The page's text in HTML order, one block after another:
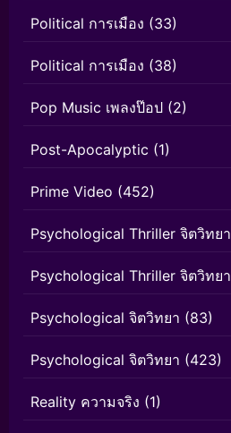
Political การเมือง (33)
Political การเมือง (38)
Pop Music เพลงป๊อป (2)
Post-Apocalyptic (1)
Prime Video (452)
Psychological Thriller จิตวิทยา
Psychological Thriller จิตวิทยา
Psychological จิตวิทยา (83)
Psychological จิตวิทยา (423)
Reality ความจริง (1)